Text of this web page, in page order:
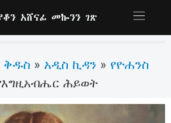
አሸናፊ መኰንን ገጽ
» አዲስ ኪዳን » የዮሐንስ
ሕይወት